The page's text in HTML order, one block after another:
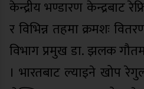
केन्द्रीय भण्डारण केन्द्रबाट
र विभिन्न तहमा क्रमशः
विभाग प्रमुख डा. झलक
। भारतबाट ल्याइने खोप